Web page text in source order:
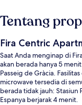
Tentang
Fira Centric
Saat Anda menginap di
akan berada hanya 5
Passeig de Gràcia.
microwave tersedia di
berada tidak jauh: Stasiun
Espanya berjarak 4 menit.